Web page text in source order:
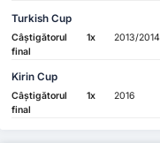
Turkish Cup
Câștigătorul
final
1x 2013/2014
Kirin Cup
Câștigătorul
final
1x 2016